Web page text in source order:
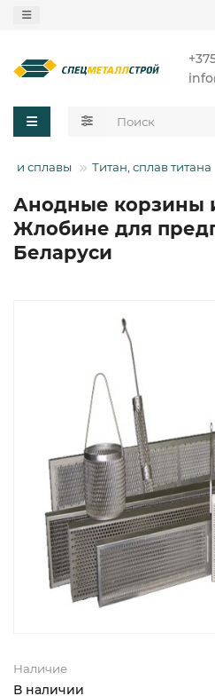
и сплавы Титан, сплав титана
Анодные корзины
Жлобине для
Беларуси
Наличие
В наличии